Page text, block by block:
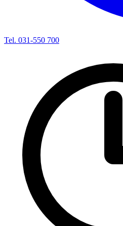
Tel. 031-550 700